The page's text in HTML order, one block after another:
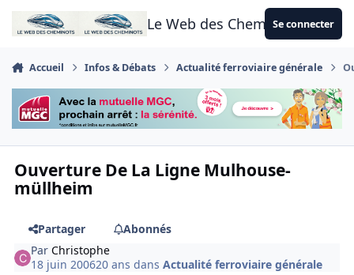
Aller au contenu
Le Web des CheminotsSe connecter
Accueil Infos & Débats Actualité ferroviaire générale
Ouverture De La Ligne Mulhouse-
müllheim
Partager
Abonnés
ParChristophe
18 juin 200620 ans dansActualité ferroviaire générale